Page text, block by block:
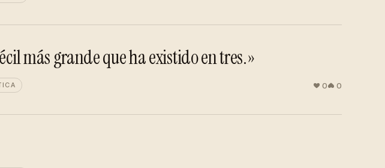
más grande que ha existido en tres.»
0 0